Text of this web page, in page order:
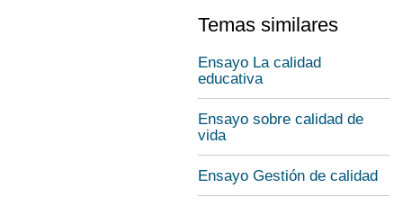
Temas similares
Ensayo La calidad
educativa
Ensayo sobre calidad de
vida
Ensayo Gestión de calidad